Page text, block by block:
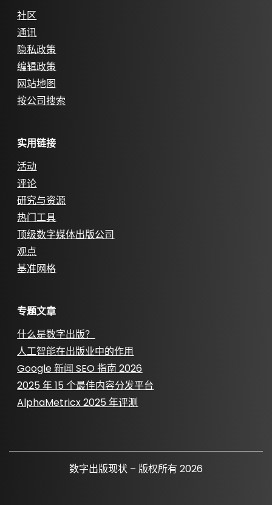
社区
通讯
隐私政策
编辑政策
网站地图
按公司搜索
实用链接
活动
评论
研究与资源
热门工具
顶级数字媒体出版公司
观点
基准网格
专题文章
什么是数字出版？
人工智能在出版业中的作用
Google 新闻 SEO 指南 2026
2025 年 15 个最佳内容分发平台
AlphaMetricx 2025 年评测
数字出版现状 – 版权所有 2026